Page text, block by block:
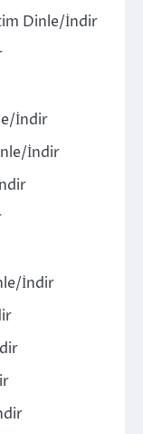
Dinle/İndir
İndir
İndir
İndir